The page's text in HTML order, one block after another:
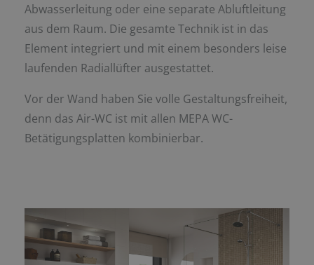
Abwasserleitung oder eine separate Abluftleitung
aus dem Raum. Die gesamte Technik ist in das
Element integriert und mit einem besonders leise
laufenden Radiallüfter ausgestattet.
Vor der Wand haben Sie volle Gestaltungsfreiheit,
denn das Air-WC ist mit allen MEPA WC-
Betätigungsplatten kombinierbar.